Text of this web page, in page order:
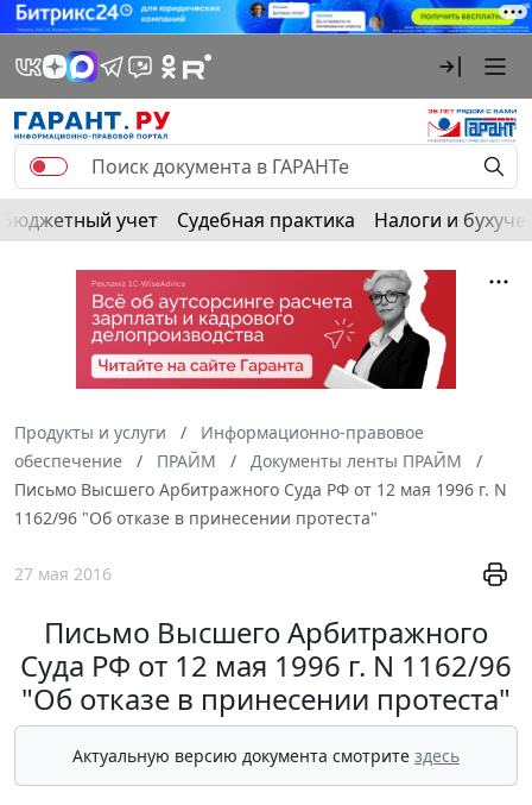
Бюджетный учет Судебная практика Налоги и
Продукты и услуги
Информационно-правовое
обеспечение
ПРАЙМ
Документы ленты ПРАЙМ
Письмо Высшего Арбитражного Суда РФ от 12 мая 1996 г. N
1162/96 "Об отказе в принесении протеста"
27 мая 2016
Письмо Высшего Арбитражного
Суда РФ от 12 мая 1996 г. N 1162/96
"Об отказе в принесении протеста"
Актуальную версию документа смотрите здесь